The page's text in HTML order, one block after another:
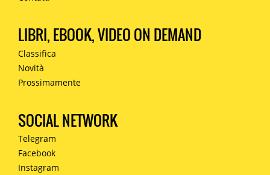
LIBRI, EBOOK, VIDEO ON DEMAND
Classifica
Novità
Prossimamente
SOCIAL NETWORK
Telegram
Facebook
Instagram